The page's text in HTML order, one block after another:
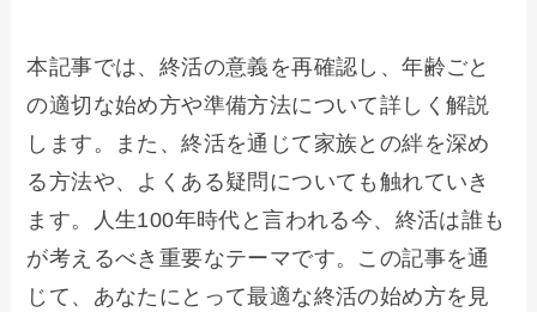
本記事では、終活の意義を再確認し、年齢ごと
の適切な始め方や準備方法について詳しく解説
します。また、終活を通じて家族との絆を深め
る方法や、よくある疑問についても触れていき
ます。人生100年時代と言われる今、終活は誰も
が考えるべき重要なテーマです。この記事を通
じて、あなたにとって最適な終活の始め方を見